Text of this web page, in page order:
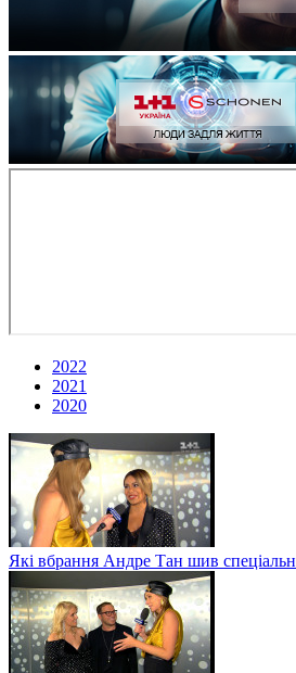
2022
2021
2020
Які вбрання Андре Тан шив